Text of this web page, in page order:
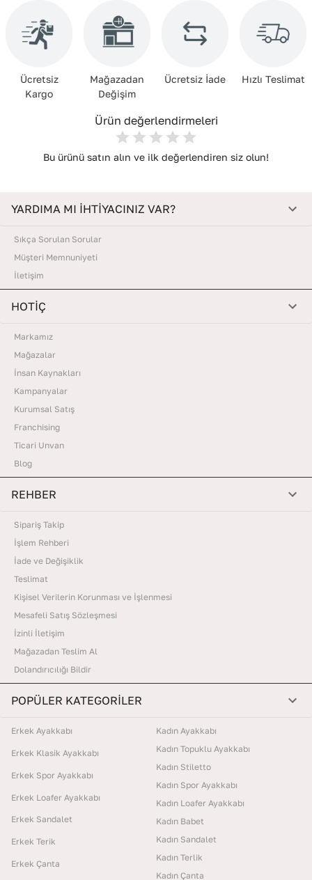
Kayış Tipi Ayarlanabilir
Deri Kalitesi Gerçek Deri
Ücretsiz
Kargo
Mağazadan
Değişim
Ücretsiz İade Hızlı Teslimat
Ürün değerlendirmeleri
Bu ürünü satın alın ve ilk değerlendiren siz olun!
YARDIMA MI İHTİYACINIZ VAR?
Sıkça Sorulan Sorular
Müşteri Memnuniyeti
İletişim
HOTİÇ
Markamız
Mağazalar
İnsan Kaynakları
Kampanyalar
Kurumsal Satış
Franchising
Ticari Unvan
Blog
REHBER
Sipariş Takip
İşlem Rehberi
İade ve Değişiklik
Teslimat
Kişisel Verilerin Korunması ve İşlenmesi
Mesafeli Satış Sözleşmesi
İzinli İletişim
Mağazadan Teslim Al
Dolandırıcılığı Bildir
POPÜLER KATEGORİLER
Erkek Ayakkabı
Erkek Klasik Ayakkabı
Erkek Spor Ayakkabı
Erkek Loafer Ayakkabı
Erkek Sandalet
Erkek Terik
Erkek Çanta
Kadın Ayakkabı
Kadın Topuklu Ayakkabı
Kadın Stiletto
Kadın Spor Ayakkabı
Kadın Loafer Ayakkabı
Kadın Babet
Kadın Sandalet
Kadın Terlik
Kadın Çanta